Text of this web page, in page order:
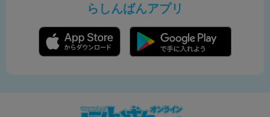
らしんばんアプリ